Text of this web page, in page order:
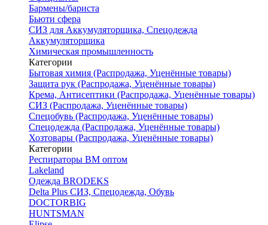
Бармены/бариста
Бьюти сфера
СИЗ для Аккумуляторщика, Спецодежда
Аккумуляторщика
Химическая промышленность
Категории
Бытовая химия (Распродажа, Уценённые товары)
Защита рук (Распродажа, Уценённые товары)
Крема, Антисептики (Распродажа, Уценённые товары)
СИЗ (Распродажа, Уценённые товары)
Спецобувь (Распродажа, Уценённые товары)
Спецодежда (Распродажа, Уценённые товары)
Хозтовары (Распродажа, Уценённые товары)
Категории
Респираторы ВМ оптом
Lakeland
Одежда BRODEKS
Delta Plus СИЗ, Спецодежда, Обувь
DOCTORBIG
HUNTSMAN